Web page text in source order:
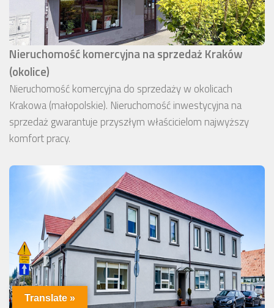
Nieruchomość komercyjna na sprzedaż Kraków
(okolice)
Nieruchomość komercyjna do sprzedaży w okolicach
Krakowa (małopolskie). Nieruchomość inwestycyjna na
sprzedaż gwarantuje przyszłym właścicielom najwyższy
komfort pracy.
Translate »